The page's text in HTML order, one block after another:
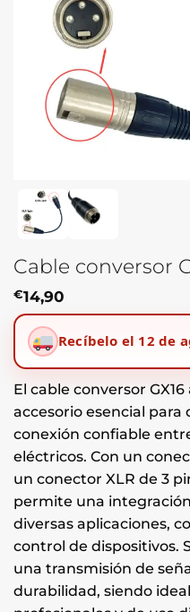
Cable conversor
€14,90
Recíbelo el 12 de
El cable conversor
accesorio esencial para
conexión confiable
eléctricos. Con un
un conector XLR de 3
permite una
diversas aplicaciones,
control de dispositivos.
una transmisión de
durabilidad, siendo